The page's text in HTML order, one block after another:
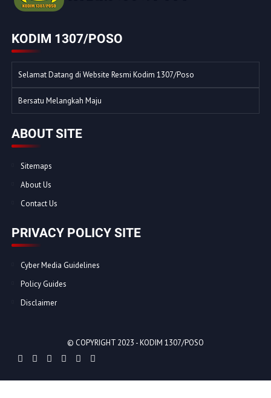
KODIM 1307/POSO
Selamat Datang di Website Resmi Kodim 1307/Poso
Bersatu Melangkah Maju
ABOUT SITE
Sitemaps
About Us
Contact Us
PRIVACY POLICY SITE
Cyber Media Guidelines
Policy Guides
Disclaimer
© COPYRIGHT 2023 -KODIM 1307/POSO